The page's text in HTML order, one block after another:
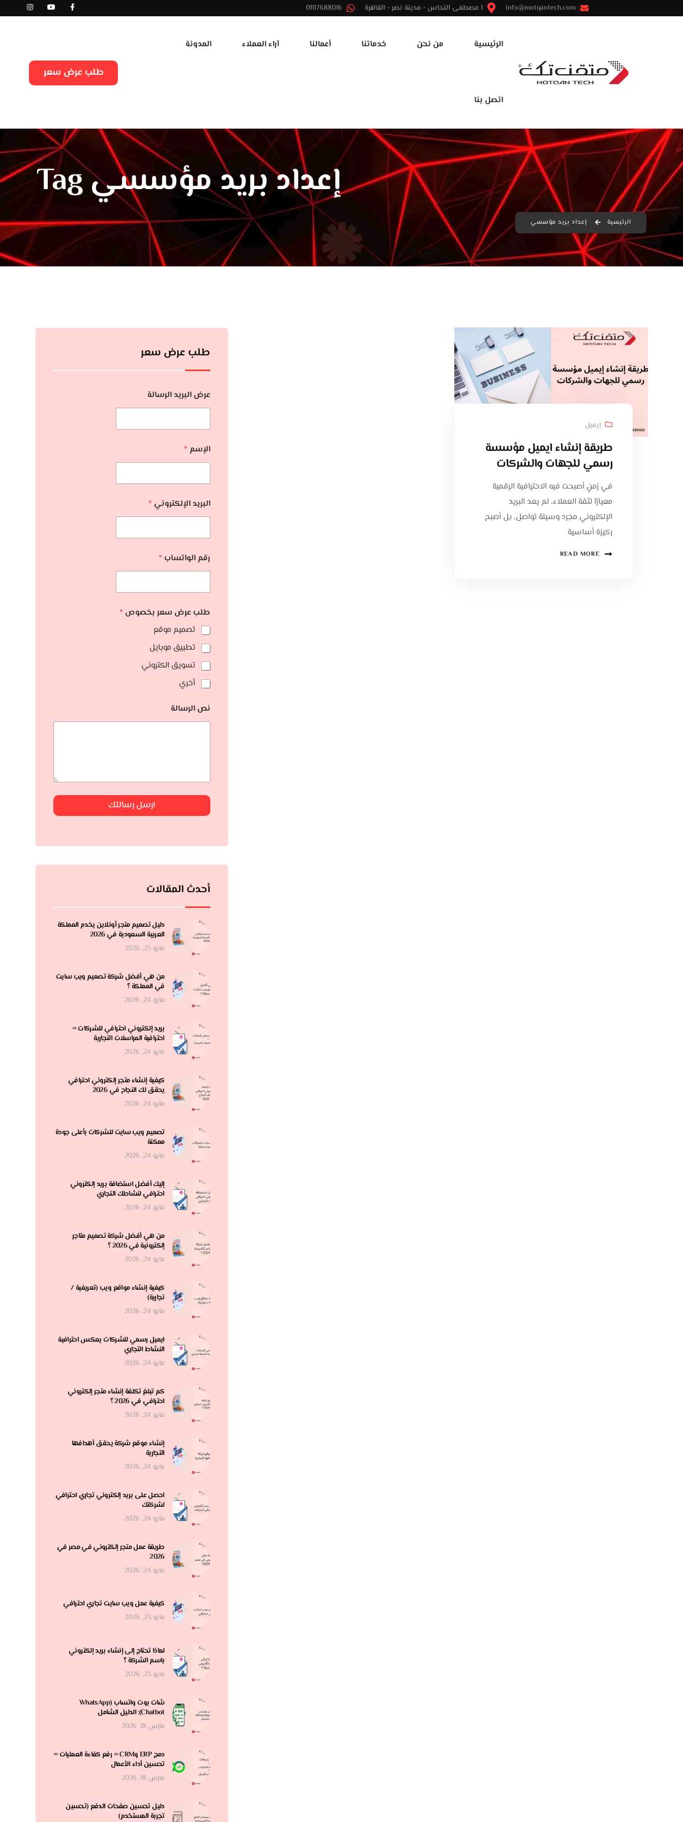
info@motqantech.com
الرئيسية من نحن خدماتنا أعمالنا آراء العملاء المدونة
اتصل بنا
طلب عرض سعر
إعداد بريد مؤسسي Tag
الرئيسية إعداد بريد مؤسسي
إيميل
طريقة إنشاء ايميل مؤسسة
رسمي للجهات والشركات
في زمنٍ أصبحت فيه الاحترافية الرقمية
معيارًا لثقة العملاء، لم يعد البريد
الإلكتروني مجرد وسيلة تواصل، بل أصبح
ركيزة أساسية
READ MORE
طلب عرض سعر
عرض البريد الرسالة
الإسم *
البريد الإلكتروني *
رقم الواتساب *
طلب عرض سعر بخصوص *
تصميم موقع
تطبيق موبايل
تسويق الكتروني
أخري
نص الرسالة
ارسل رسالتك
أحدث المقالات
دليل تصميم متجر أونلاين يخدم المملكة
العربية السعودية في 2026
مايو 25, 2026
من هي أفضل شركة تصميم ويب سايت
في المملكة ؟
مايو 24, 2026
بريد إلكتروني احترافي للشركات =
احترافية المراسلات التجارية
مايو 24, 2026
كيفية إنشاء متجر إلكتروني احترافي
يحقق لك النجاح في 2026
مايو 24, 2026
تصميم ويب سايت للشركات بأعلى جودة
ممكنة
مايو 24, 2026
إليك أفضل استضافة بريد إلكتروني
احترافي لنشاطك التجاري
مايو 24, 2026
من هي أفضل شركة تصميم متاجر
إلكترونية في 2026 ؟
مايو 24, 2026
كيفية إنشاء مواقع ويب (تعريفية /
تجارية)
مايو 24, 2026
ايميل رسمي للشركات يعكس احترافية
النشاط التجاري
مايو 24, 2026
كم تبلغ تكلفة إنشاء متجر إلكتروني
احترافي في 2026 ؟
مايو 24, 2026
إنشاء موقع شركة يحقق أهدافها
التجارية
مايو 24, 2026
احصل على بريد إلكتروني تجاري احترافي
لشركتك
مايو 24, 2026
طريقة عمل متجر إلكتروني في مصر في
2026
مايو 24, 2026
كيفية عمل ويب سايت تجاري احترافي
مايو 23, 2026
لماذا تحتاج إلى إنشاء بريد إلكتروني
باسم الشركة ؟
مايو 23, 2026
شات بوت واتساب (WhatsApp
Chatbot): الدليل الشامل
مارس 18, 2026
دمج ERP وCRM = رفع كفاءة العمليات =
تحسين أداء الأعمال
مارس 18, 2026
دليل تحسين صفحات الدفع (تحسين
تجربة المستخدم)